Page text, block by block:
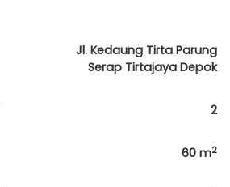
Jl. Kedaung Tirta Parung
Serap Tirtajaya Depok
2
60 m2